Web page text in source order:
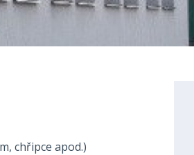
chřipce apod.)